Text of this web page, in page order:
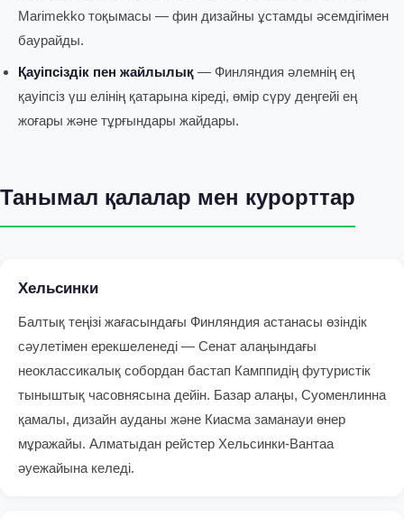
Marimekko тоқымасы — фин дизайны ұстамды әсемдігімен
баурайды.
Қауіпсіздік пен жайлылық — Финляндия әлемнің ең
қауіпсіз үш елінің қатарына кіреді, өмір сүру деңгейі ең
жоғары және тұрғындары жайдары.
Танымал қалалар мен курорттар
Хельсинки
Балтық теңізі жағасындағы Финляндия астанасы өзіндік
сәулетімен ерекшеленеді — Сенат алаңындағы
неоклассикалық собордан бастап Камппидің футуристік
тыныштық часовнясына дейін. Базар алаңы, Суоменлинна
қамалы, дизайн ауданы және Киасма заманауи өнер
мұражайы. Алматыдан рейстер Хельсинки-Вантаа
әуежайына келеді.